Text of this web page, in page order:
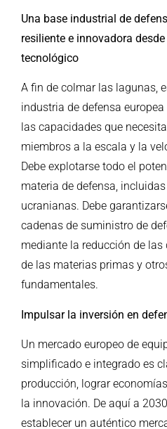
Una base industrial de
resiliente e innovadora
tecnológico
A fin de colmar las lagunas,
industria de defensa
las capacidades que
miembros a la escala y la
Debe explotarse todo el
materia de defensa,
ucranianas. Debe
cadenas de suministro de
mediante la reducción de
de las materias primas y
fundamentales.
Impulsar la inversión en
Un mercado europeo de
simplificado e integrado es
producción, lograr
la innovación. De aquí a
establecer un auténtico